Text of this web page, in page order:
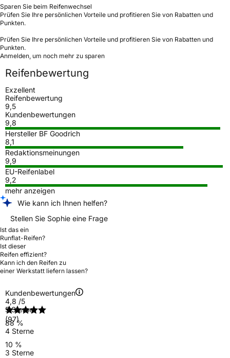
Sparen Sie beim Reifenwechsel
Prüfen Sie Ihre persönlichen Vorteile und profitieren Sie von Rabatten und
Punkten.
Prüfen Sie Ihre persönlichen Vorteile und profitieren Sie von Rabatten und
Punkten.
Anmelden, um noch mehr zu sparen
Reifenbewertung
Exzellent
Reifenbewertung
9,5
Kundenbewertungen
9,8
Hersteller BF Goodrich
8,1
Redaktionsmeinungen
9,9
EU-Reifenlabel
9,2
mehr anzeigen
Wie kann ich Ihnen helfen?
Stellen Sie Sophie eine Frage
Ist das ein
Runflat-Reifen?
Ist dieser
Reifen effizient?
Kann ich den Reifen zu
einer Werkstatt liefern lassen?
Kundenbewertungen
4,8 /5
(97)
5 Sterne
88 %
4 Sterne
10 %
3 Sterne